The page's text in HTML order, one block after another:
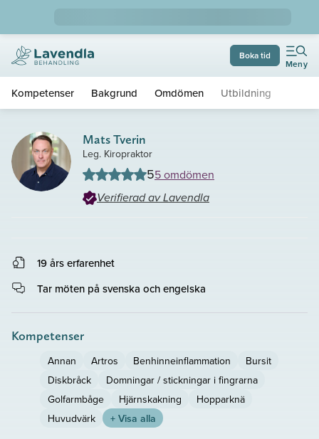
Boka tid
Meny
Kompetenser Bakgrund Omdömen Utbildning
Mats Tverin
Leg. Kiropraktor
55 omdömen
Verifierad av Lavendla
19 års erfarenhet
Tar möten på svenska och engelska
Kompetenser
Annan Artros Benhinneinflammation
Bursit
Diskbråck
Domningar / stickningar i fingrarna
Golfarmbåge
Hjärnskakning
Hopparknä
Huvudvärk
+ Visa alla